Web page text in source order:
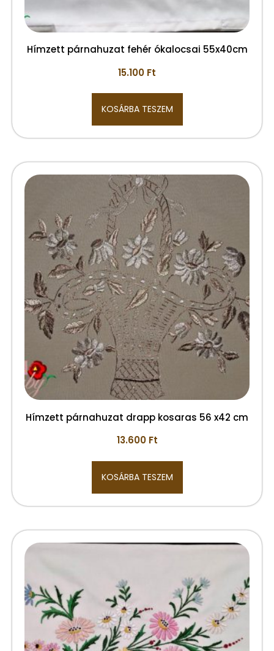
Hímzett párnahuzat fehér ókalocsai 55x40cm
15.100 Ft
KOSÁRBA TESZEM
Hímzett párnahuzat drapp kosaras 56 x42 cm
13.600 Ft
KOSÁRBA TESZEM